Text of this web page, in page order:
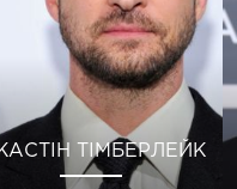
ТІМБЕРЛЕЙК